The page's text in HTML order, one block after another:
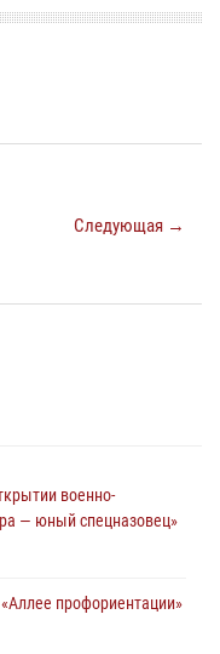
Следующая →
военно-
— юный спецназовец»
профориентации»